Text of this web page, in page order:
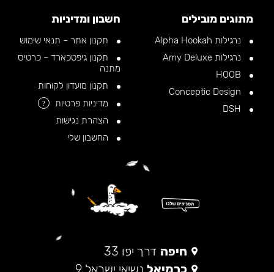
מתוגים מובילים
נרגילות Alpha Hookah
נרגילות Amy Deluxe
חשבון ומדיניות
תקנון אתר – תנאי שימוש
תקנון גיפטכארד – כרטיס
מתנה
תקנון מועדון לקוחות
מדיניות פרטיות
?
הצהרת נגישות
החשבון שלי
חיפה דרך יפו 33
כרמיאל נשיאי ישראל 9